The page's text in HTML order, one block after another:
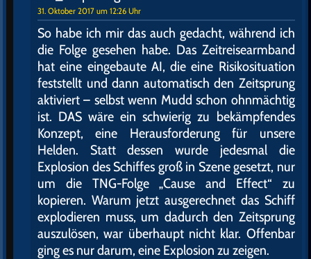
31. Oktober 2017 um 12:26 Uhr
So habe ich mir das auch gedacht, während ich
die Folge gesehen habe. Das Zeitreisearmband
hat eine eingebaute AI, die eine Risikosituation
feststellt und dann automatisch den Zeitsprung
aktiviert – selbst wenn Mudd schon ohnmächtig
ist. DAS wäre ein schwierig zu bekämpfendes
Konzept, eine Herausforderung für unsere
Helden. Statt dessen wurde jedesmal die
Explosion des Schiffes groß in Szene gesetzt, nur
um die TNG-Folge „Cause and Effect“ zu
kopieren. Warum jetzt ausgerechnet das Schiff
explodieren muss, um dadurch den Zeitsprung
auszulösen, war überhaupt nicht klar. Offenbar
ging es nur darum, eine Explosion zu zeigen.